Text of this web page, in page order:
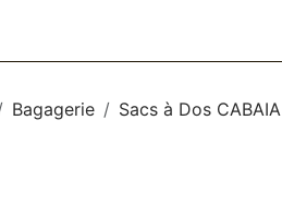
Bagagerie Sacs à Dos CABAIA